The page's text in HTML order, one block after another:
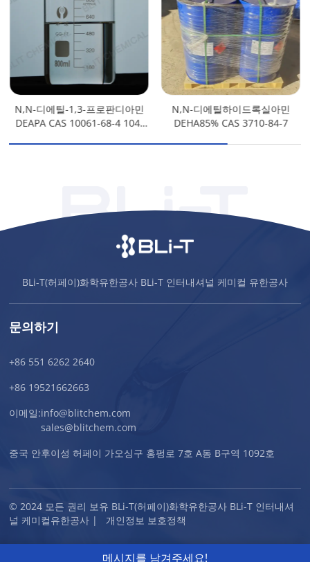
N,N-디에틸-1,3-프로판디아민
DEAPA CAS 10061-68-4 104-
N,N-디에틸하이드록실아민
DEHA85% CAS 3710-84-7
BLi-T(허페이)화학유한공사 BLi-T 인터내셔널 케미컬 유한공사
문의하기
+86 551 6262 2640
+86 19521662663
이메일:info@blitchem.com
sales@blitchem.com
중국 안후이성 허페이 가오싱구 홍펑로 7호 A동 B구역 1092호
© 2024 모든 권리 보유 BLi-T(허페이)화학유한공사 BLi-T 인터내셔
널 케미컬유한공사 | 개인정보 보호정책
메시지를 남겨주세요!